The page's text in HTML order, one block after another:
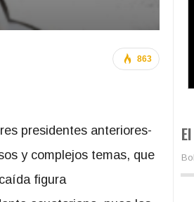
863
presidentes anteriores-
y complejos temas, que
figura